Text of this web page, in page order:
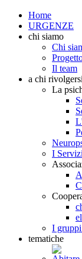
Home
URGENZE
chi siamo
Chi
Il team
a chi rivolgersi
La
I
I
tematiche